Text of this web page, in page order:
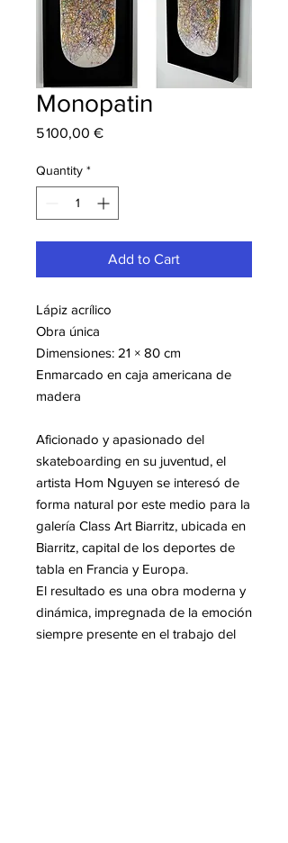
Monopatin
5 100,00 €Price
Quantity *
Add to Cart
Lápiz acrílico
Obra única
Dimensiones: 21 × 80 cm
Enmarcado en caja americana de
madera
Aficionado y apasionado del
skateboarding en su juventud, el
artista Hom Nguyen se interesó de
forma natural por este medio para la
galería Class Art Biarritz, ubicada en
Biarritz, capital de los deportes de
tabla en Francia y Europa.
El resultado es una obra moderna y
dinámica, impregnada de la emoción
siempre presente en el trabajo del